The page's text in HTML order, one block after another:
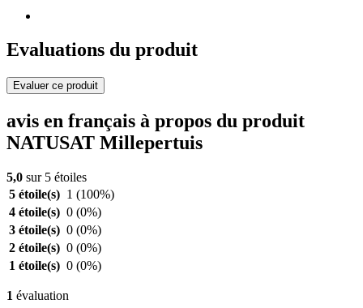
Evaluations du produit
Evaluer ce produit
avis en français à propos du produit
NATUSAT Millepertuis
5,0 sur 5 étoiles
5 étoile(s) 1 (100%)
4 étoile(s) 0 (0%)
3 étoile(s) 0 (0%)
2 étoile(s) 0 (0%)
1 étoile(s) 0 (0%)
1 évaluation